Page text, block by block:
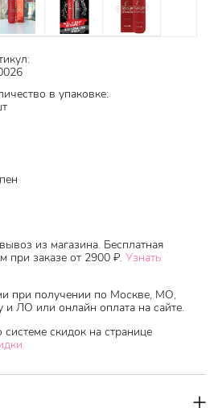
в упаковке:
из магазина. Бесплатная
при заказе от 2900 ₽. Узнать
при получении по Москве, МО,
и ЛО или онлайн оплата на сайте.
скидок на странице